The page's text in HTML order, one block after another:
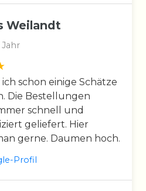
Weilandt
ich schon einige Schätze
Die Bestellungen
schnell und
geliefert. Hier
gerne. Daumen hoch.
Profil